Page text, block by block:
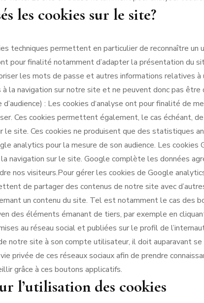
les cookies sur le site?
techniques permettent en particulier de reconnaître
pour finalité notamment d’adapter la présentation du
les mots de passe et autres informations relatives
la navigation sur notre site et ne peuvent donc pas
d’audience) : Les cookies d‘analyse ont pour finalité de
Ces cookies permettent également, le cas échéant,
le site. Ces cookies ne produisent que des statistiques
analytics pour la mesure de son audience. Les
navigation sur le site. Google complète les données
nos visiteurs.Pour gérer les cookies de Google
de partager des contenus de notre site avec
un contenu du site. Tel est notamment le cas des
des éléments émanant de tiers, par exemple en
au réseau social et publiées sur le profil de
notre site à son compte utilisateur, il doit auparavant
privée de ces réseaux sociaux afin de prendre
grâce à ces boutons applicatifs.
l’utilisation des cookies